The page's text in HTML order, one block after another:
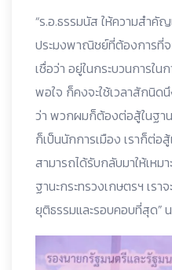
“ร.อ.ธรรมนัส ให้ความสำคั
ประมงพาณิชย์ที่ต้องการที่จ
เชื่อว่า อยู่ในกระบวนการใ
พอใจ ก็คงจะใช้เวลาสักนิด
ว่า พวกผมก็ต้องต่อสู้ในฐา
ก็เป็นนักการเมือง เราก็ต่อ
สามารถได้รับกลับมาให้เหม
ฐานะกระทรวงเกษตรฯ เรา
ยุติธรรมและรอบคอบที่สุด”